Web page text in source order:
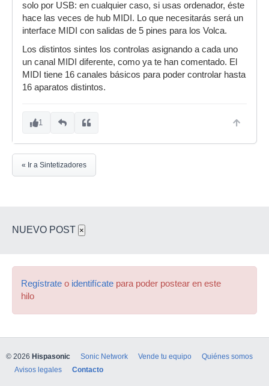
solo por USB: en cualquier caso, si usas ordenador, éste
hace las veces de hub MIDI. Lo que necesitarás será un
interface MIDI con salidas de 5 pines para los Volca.
Los distintos sintes los controlas asignando a cada uno
un canal MIDI diferente, como ya te han comentado. El
MIDI tiene 16 canales básicos para poder controlar hasta
16 aparatos distintos.
1
« Ir a Sintetizadores
NUEVO POST ×
Regístrate o identifícate para poder postear en este
hilo
© 2026 Hispasonic Sonic Network Vende tu equipo
Quiénes somos
Avisos legales
Contacto